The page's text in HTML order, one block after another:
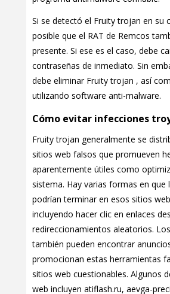
Si se detectó el Fruity trojan en su
posible que el RAT de Remcos
presente. Si ese es el caso, debe
contraseñas de inmediato. Sin
debe eliminar Fruity trojan , así
utilizando software anti-malware.
Cómo evitar infecciones
Fruity trojan generalmente se
sitios web falsos que promueven
aparentemente útiles como
sistema. Hay varias formas en que
podrían terminar en esos sitios
incluyendo hacer clic en enlaces
redireccionamientos aleatorios.
también pueden encontrar
promocionan estas herramientas
sitios web cuestionables. Algunos
web incluyen atiflash.ru, aevga-